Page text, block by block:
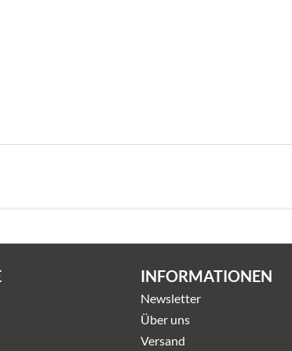
INFORMATIONEN
Newsletter
Über uns
Versand